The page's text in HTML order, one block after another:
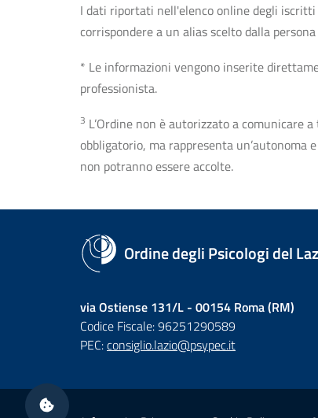
I dati riportati nell'elenco online degli iscritti
corrispondere a un alias scelto dalla
* Le informazioni vengono inserite
professionista.
3 L’Ordine non è autorizzato a
obbligatorio, ma rappresenta un’autonoma
non potranno essere accolte.
Ordine degli Psicologi del
via Ostiense 131/L - 00154 Roma (RM)
Codice Fiscale: 96251290589
PEC:consiglio.lazio@psypec.it
Sezione Link Utili